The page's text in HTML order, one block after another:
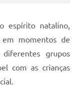
espírito natalino,
momentos de
grupos
com as crianças